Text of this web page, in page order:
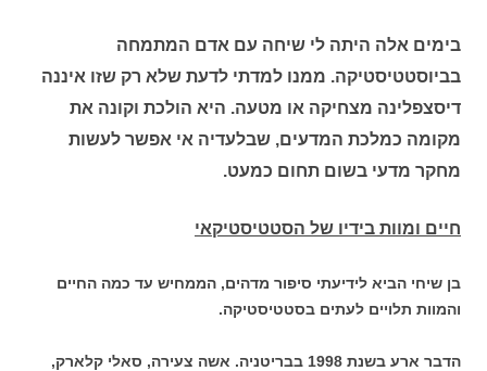
בימים אלה היתה לי שיחה עם אדם המתמחה
בביוסטטיסטיקה. ממנו למדתי לדעת שלא רק שזו איננה
דיסצפלינה מצחיקה או מטעה. היא הולכת וקונה את
מקומה כמלכת המדעים, שבלעדיה אי אפשר לעשות
מחקר מדעי בשום תחום כמעט.
חיים ומוות בידיו של הסטטיסטיקאי
בן שיחי הביא לידיעתי סיפור מדהים, הממחיש עד כמה החיים
והמוות תלויים לעתים בסטטיסטיקה.
הדבר ארע בשנת 1998 בבריטניה. אשה צעירה, סאלי קלארק,